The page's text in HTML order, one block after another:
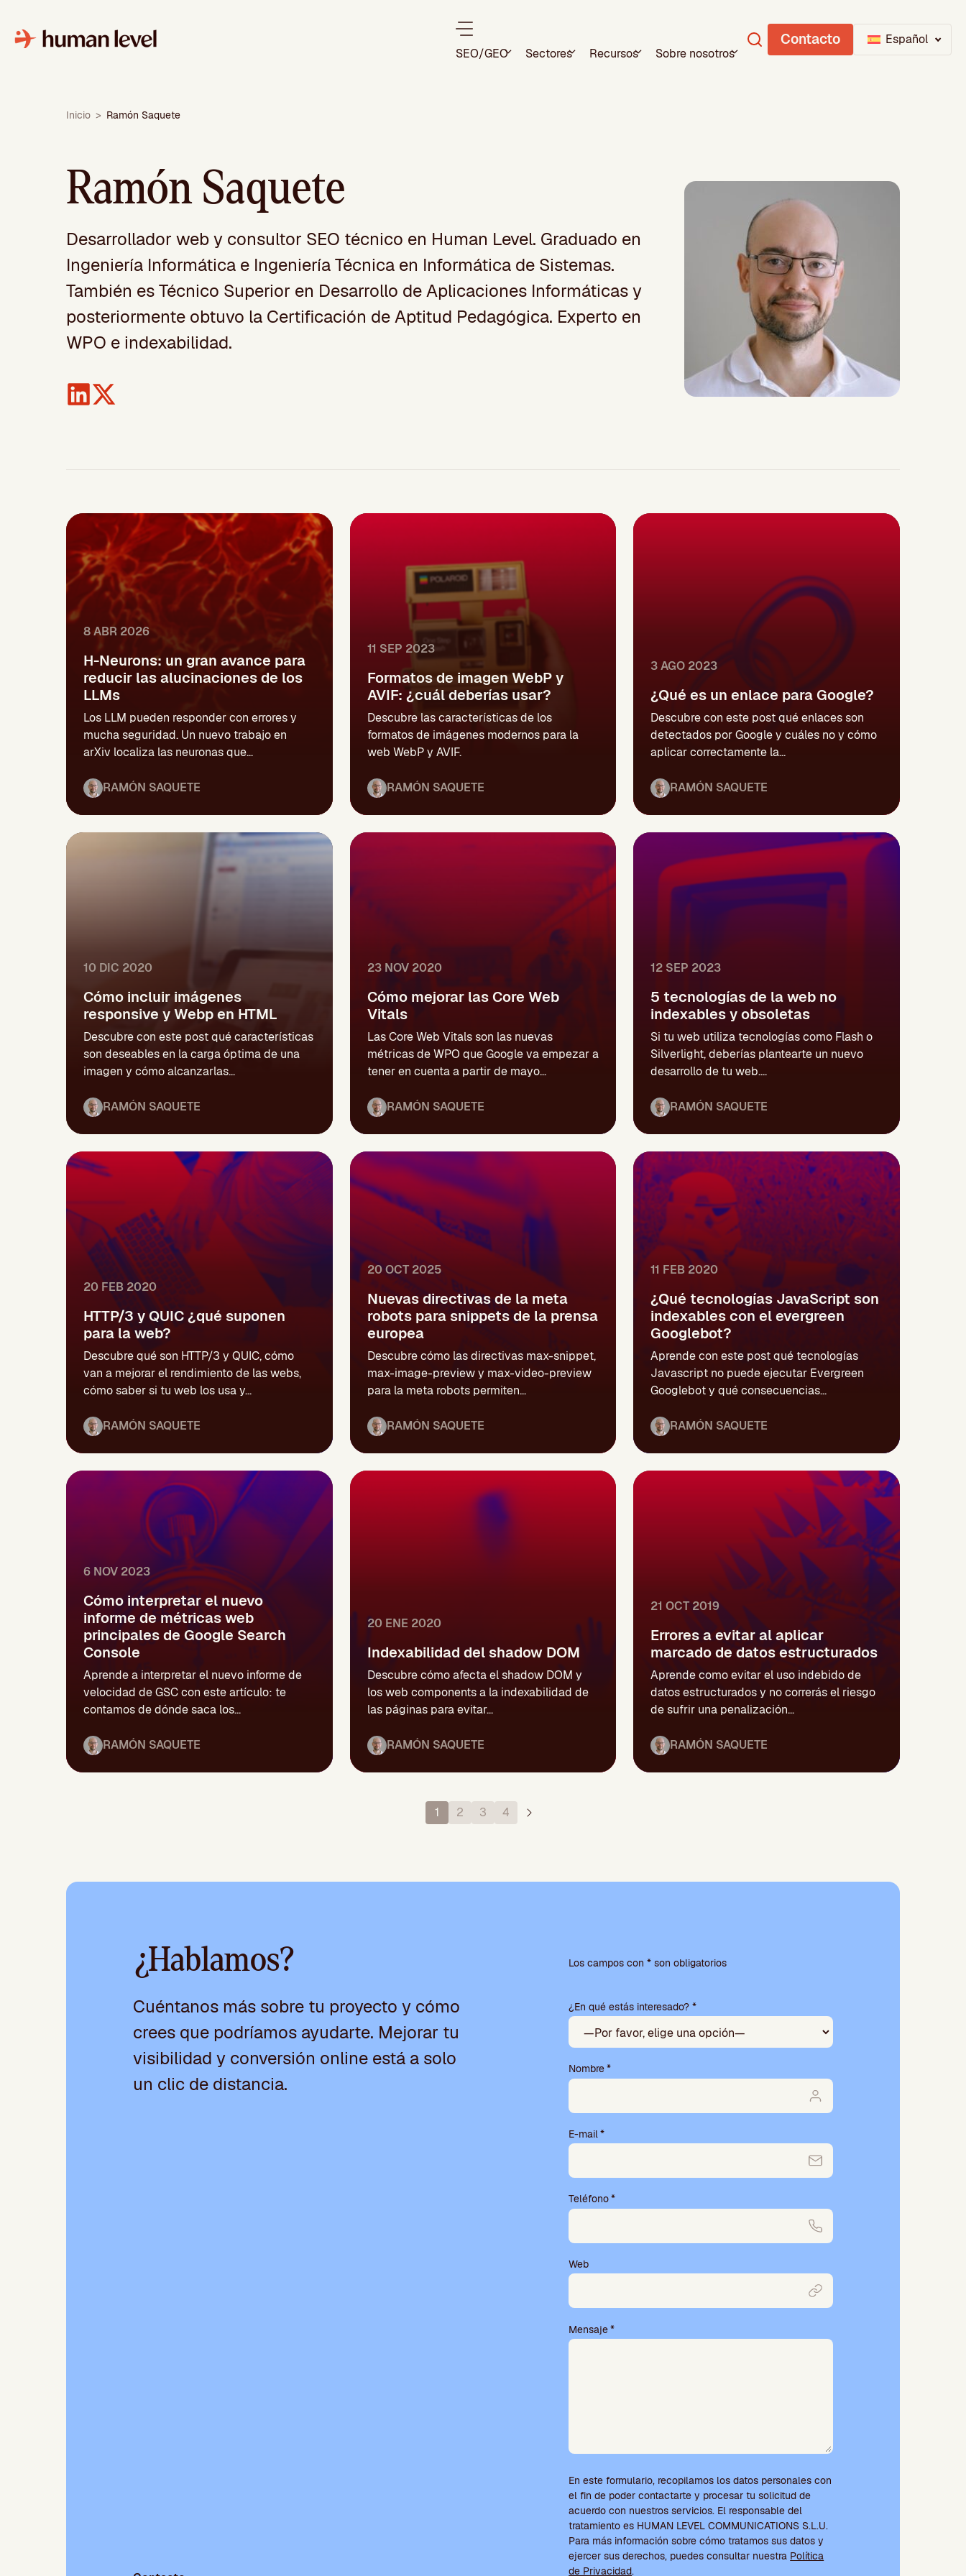
contenido
SEO/GEO Sectores Recursos Sobre nosotros
Contacto Español
Inicio > Ramón Saquete
Ramón Saquete
Desarrollador web y consultor SEO técnico en Human Level. Graduado en
Ingeniería Informática e Ingeniería Técnica en Informática de Sistemas.
También es Técnico Superior en Desarrollo de Aplicaciones Informáticas y
posteriormente obtuvo la Certificación de Aptitud Pedagógica. Experto en
WPO e indexabilidad.
8 ABR 2026
H-Neurons: un gran avance para
reducir las alucinaciones de los
LLMs
Los LLM pueden responder con errores y
mucha seguridad. Un nuevo trabajo en
arXiv localiza las neuronas que...
RAMÓN SAQUETE
11 SEP 2023
Formatos de imagen WebP y
AVIF: ¿cuál deberías usar?
Descubre las características de los
formatos de imágenes modernos para la
web WebP y AVIF.
RAMÓN SAQUETE
3 AGO 2023
¿Qué es un enlace para Google?
Descubre con este post qué enlaces son
detectados por Google y cuáles no y cómo
aplicar correctamente la...
RAMÓN SAQUETE
10 DIC 2020
Cómo incluir imágenes
responsive y Webp en HTML
Descubre con este post qué características
son deseables en la carga óptima de una
imagen y cómo alcanzarlas...
RAMÓN SAQUETE
23 NOV 2020
Cómo mejorar las Core Web
Vitals
Las Core Web Vitals son las nuevas
métricas de WPO que Google va empezar a
tener en cuenta a partir de mayo...
RAMÓN SAQUETE
12 SEP 2023
5 tecnologías de la web no
indexables y obsoletas
Si tu web utiliza tecnologías como Flash o
Silverlight, deberías plantearte un nuevo
desarrollo de tu web....
RAMÓN SAQUETE
20 FEB 2020
HTTP/3 y QUIC ¿qué suponen
para la web?
Descubre qué son HTTP/3 y QUIC, cómo
van a mejorar el rendimiento de las webs,
cómo saber si tu web los usa y...
RAMÓN SAQUETE
20 OCT 2025
Nuevas directivas de la meta
robots para snippets de la prensa
europea
Descubre cómo las directivas max-snippet,
max-image-preview y max-video-preview
para la meta robots permiten...
RAMÓN SAQUETE
11 FEB 2020
¿Qué tecnologías JavaScript son
indexables con el evergreen
Googlebot?
Aprende con este post qué tecnologías
Javascript no puede ejecutar Evergreen
Googlebot y qué consecuencias...
RAMÓN SAQUETE
6 NOV 2023
Cómo interpretar el nuevo
informe de métricas web
principales de Google Search
Console
Aprende a interpretar el nuevo informe de
velocidad de GSC con este artículo: te
contamos de dónde saca los...
RAMÓN SAQUETE
20 ENE 2020
Indexabilidad del shadow DOM
Descubre cómo afecta el shadow DOM y
los web components a la indexabilidad de
las páginas para evitar...
RAMÓN SAQUETE
21 OCT 2019
Errores a evitar al aplicar
marcado de datos estructurados
Aprende como evitar el uso indebido de
datos estructurados y no correrás el riesgo
de sufrir una penalización...
RAMÓN SAQUETE
1 2 3 4
¿Hablamos?
Cuéntanos más sobre tu proyecto y cómo
crees que podríamos ayudarte. Mejorar tu
visibilidad y conversión online está a solo
un clic de distancia.
o
a
v
,
d
j
a
e
t
c
o
v
c
í
o
Los campos con * son obligatorios
¿En qué estás interesado? *
Nombre*
E-mail*
Teléfono*
Web
Mensaje*
En este formulario, recopilamos los datos personales con
el fin de poder contactarte y procesar tu solicitud de
acuerdo con nuestros servicios. El responsable del
tratamiento es HUMAN LEVEL COMMUNICATIONS S.L.U.
Para más información sobre cómo tratamos sus datos y
ejercer sus derechos, puedes consultar nuestra Política
de Privacidad.